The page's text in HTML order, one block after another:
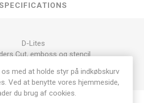
D-Lites
Cut, emboss og stencil
med at holde styr på indkøbskurv
Ved at benytte vores hjemmeside,
du brug af cookies.